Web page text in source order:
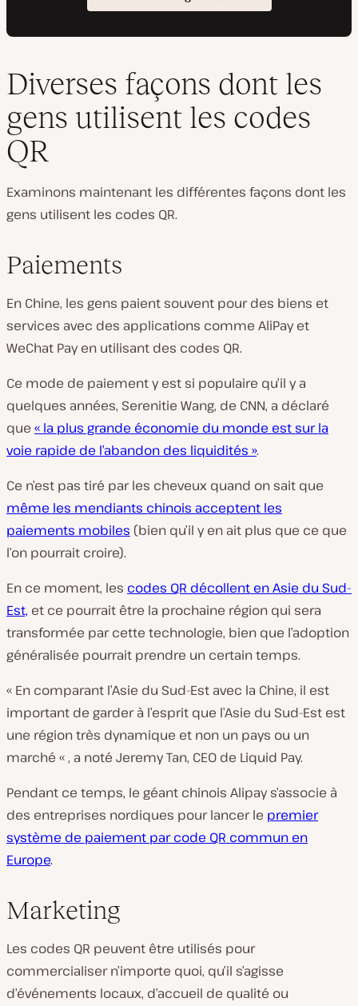
Diverses façons dont les
gens utilisent les codes
QR
Examinons maintenant les différentes façons dont les
gens utilisent les codes QR.
Paiements
En Chine, les gens paient souvent pour des biens et
services avec des applications comme AliPay et
WeChat Pay en utilisant des codes QR.
Ce mode de paiement y est si populaire qu’il y a
quelques années, Serenitie Wang, de CNN, a déclaré
que « la plus grande économie du monde est sur la
voie rapide de l’abandon des liquidités ».
Ce n’est pas tiré par les cheveux quand on sait que
même les mendiants chinois acceptent les
paiements mobiles (bien qu’il y en ait plus que ce que
l’on pourrait croire).
En ce moment, les codes QR décollent en Asie du Sud-
Est, et ce pourrait être la prochaine région qui sera
transformée par cette technologie, bien que l’adoption
généralisée pourrait prendre un certain temps.
« En comparant l’Asie du Sud-Est avec la Chine, il est
important de garder à l’esprit que l’Asie du Sud-Est est
une région très dynamique et non un pays ou un
marché « , a noté Jeremy Tan, CEO de Liquid Pay.
Pendant ce temps, le géant chinois Alipay s’associe à
des entreprises nordiques pour lancer le premier
système de paiement par code QR commun en
Europe.
Marketing
Les codes QR peuvent être utilisés pour
commercialiser n’importe quoi, qu’il s’agisse
d’événements locaux, d’accueil de qualité ou